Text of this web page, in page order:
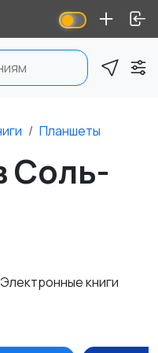
Планшеты
Соль-
Электронные книги